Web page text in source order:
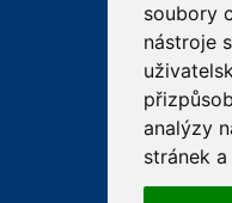
soubory
nástroje
analýzy
stránek
email